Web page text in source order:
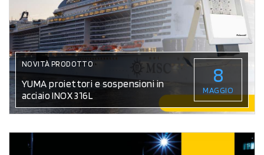
NOVITÀ PRODOTTO
YUMA proiettori e sospensioni in
acciaio INOX 316L
8
MAGGIO